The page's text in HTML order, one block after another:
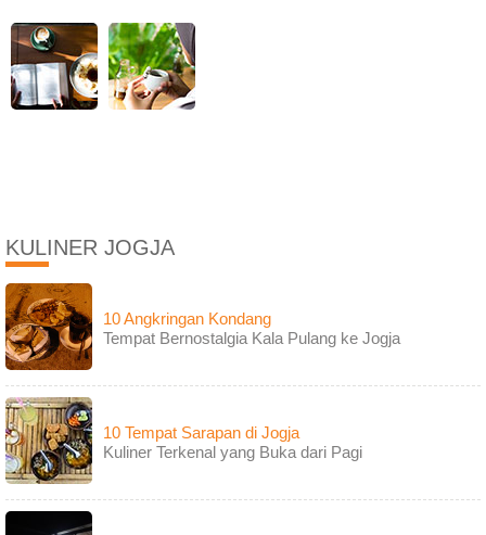
KULINER JOGJA
10 Angkringan Kondang
Tempat Bernostalgia Kala Pulang ke Jogja
10 Tempat Sarapan di Jogja
Kuliner Terkenal yang Buka dari Pagi